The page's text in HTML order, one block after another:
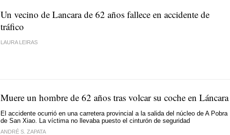
Un vecino de Lancara de 62 años fallece en accidente de
tráfico
LAURA LEIRAS
Muere un hombre de 62 años tras volcar su coche en Láncara
El accidente ocurrió en una carretera provincial a la salida del núcleo de A Pobra
de San Xiao. La víctima no llevaba puesto el cinturón de seguridad
ANDRÉ S. ZAPATA